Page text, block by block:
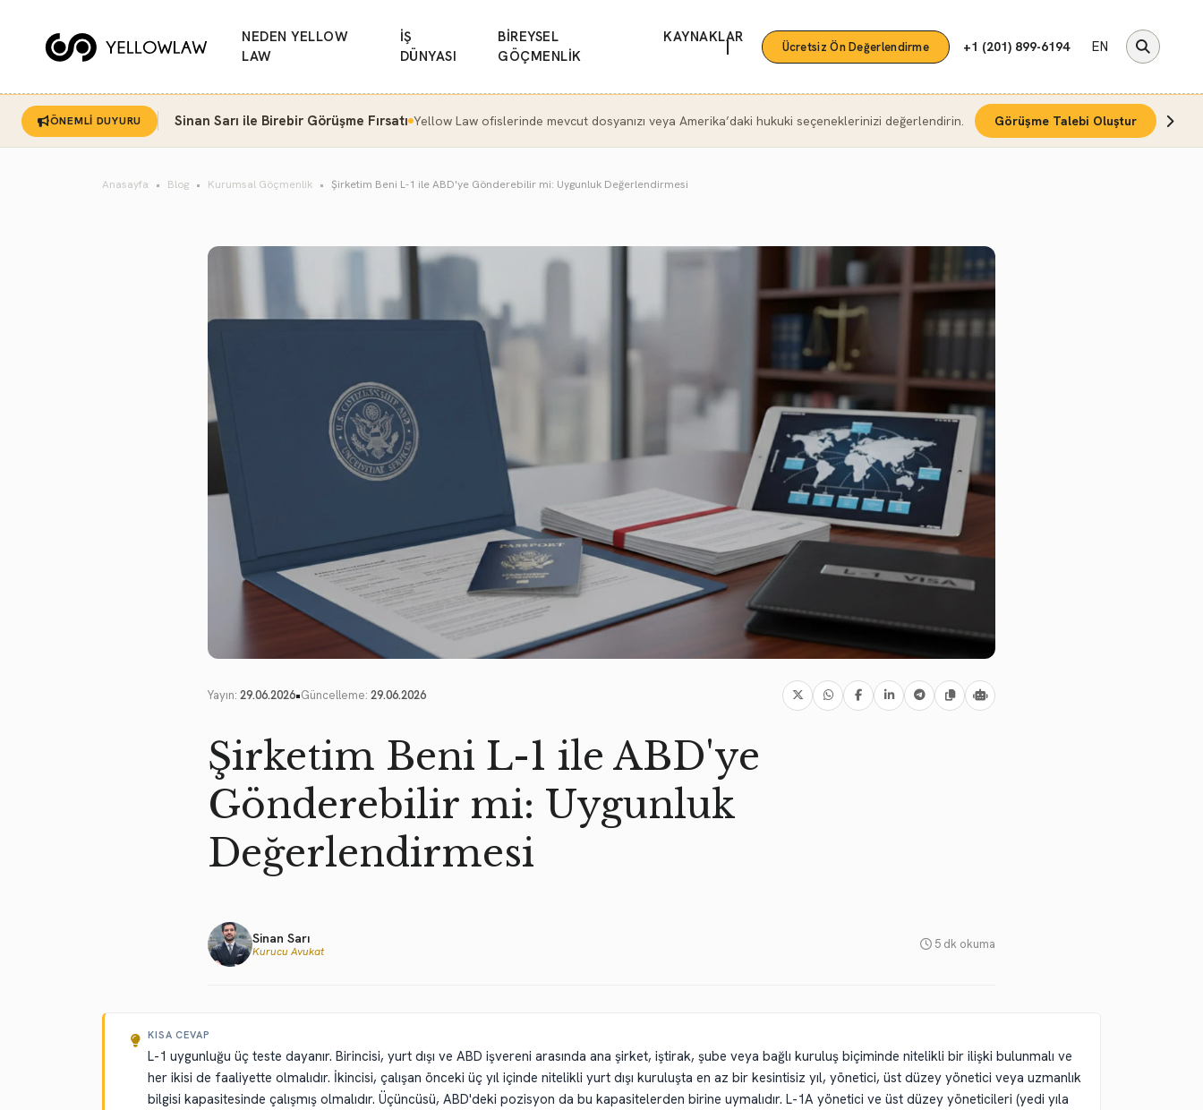
NEDEN YELLOW
LAW
İŞ
DÜNYASI
BİREYSEL
GÖÇMENLİK
KAYNAKLAR
| Ücretsiz Ön Değerlendirme +1 (201) 899-6194 EN
ÖNEMLİ DUYURU Sinan Sarı ile Birebir Görüşme Fırsatı Yellow Law ofislerinde mevcut dosyanızı veya Amerika’daki hukuki seçeneklerinizi değerlendirin. Görüşme Talebi Oluştur
Anasayfa Blog Kurumsal Göçmenlik Şirketim Beni L-1 ile ABD'ye Gönderebilir mi: Uygunluk Değerlendirmesi
Yayın: 29.06.2026•Güncelleme: 29.06.2026
Şirketim Beni L-1 ile ABD'ye
Gönderebilir mi: Uygunluk
Değerlendirmesi
Sinan Sarı
Kurucu Avukat 5 dk okuma
KISA CEVAP
L-1 uygunluğu üç teste dayanır. Birincisi, yurt dışı ve ABD işvereni arasında ana şirket, iştirak, şube veya bağlı kuruluş biçiminde nitelikli bir ilişki bulunmalı ve
her ikisi de faaliyette olmalıdır. İkincisi, çalışan önceki üç yıl içinde nitelikli yurt dışı kuruluşta en az bir kesintisiz yıl, yönetici, üst düzey yönetici veya uzmanlık
bilgisi kapasitesinde çalışmış olmalıdır. Üçüncüsü, ABD'deki pozisyon da bu kapasitelerden birine uymalıdır. L-1A yönetici ve üst düzey yöneticileri (yedi yıla